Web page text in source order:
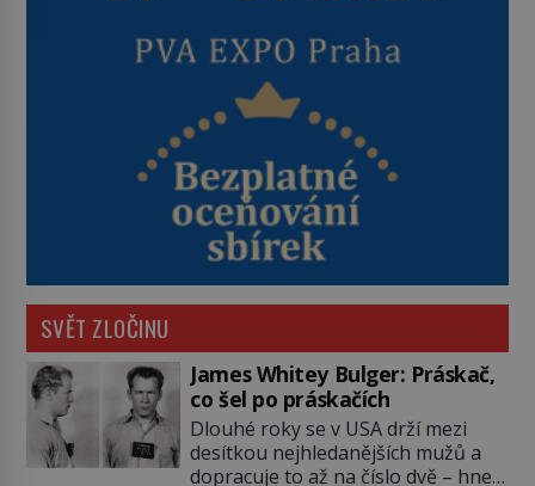
SVĚT ZLOČINU
James Whitey Bulger: Práskač,
co šel po práskačích
Dlouhé roky se v USA drží mezi
desítkou nejhledanějších mužů a
dopracuje to až na číslo dvě – hned